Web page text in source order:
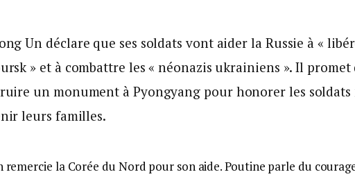
Un déclare que ses soldats vont aider la Russie à «
» et à combattre les « néonazis ukrainiens ». Il promet
un monument à Pyongyang pour honorer les soldats
leurs familles.
remercie la Corée du Nord pour son aide. Poutine parle du